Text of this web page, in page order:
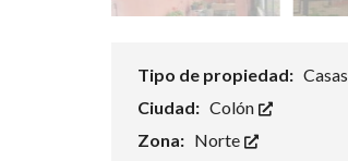
Tipo de propiedad: Casas
Ciudad: Colón
Zona: Norte